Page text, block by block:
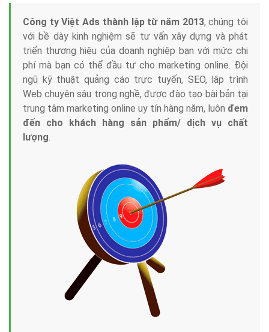
Công ty Việt Ads thành lập từ năm 2013, chúng tôi
với bề dày kinh nghiệm sẽ tư vấn xây dựng và phát
triển thương hiệu của doanh nghiệp bạn với mức chi
phí mà bạn có thể đầu tư cho marketing online. Đội
ngũ kỹ thuật quảng cáo trực tuyến, SEO, lập trình
Web chuyên sâu trong nghề, được đào tạo bài bản tại
trung tâm marketing online uy tín hàng năm, luôn đem
đến cho khách hàng sản phẩm/ dịch vụ chất
lượng.